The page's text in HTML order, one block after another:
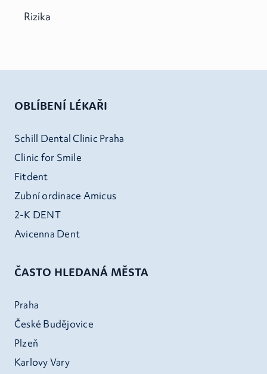
Rizika
OBLÍBENÍ LÉKAŘI
Schill Dental Clinic Praha
Clinic for Smile
Fitdent
Zubní ordinace Amicus
2-K DENT
Avicenna Dent
ČASTO HLEDANÁ MĚSTA
Praha
České Budějovice
Plzeň
Karlovy Vary